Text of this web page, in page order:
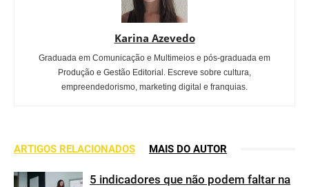
Karina Azevedo
Graduada em Comunicação e Multimeios e pós-graduada em
Produção e Gestão Editorial. Escreve sobre cultura,
empreendedorismo, marketing digital e franquias.
ARTIGOS RELACIONADOS MAIS DO AUTOR
5 indicadores que não podem faltar na